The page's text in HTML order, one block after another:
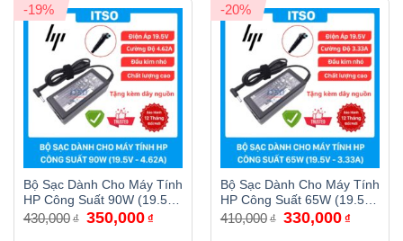
-19%
Bộ Sạc Dành Cho Máy Tính
HP Công Suất 90W (19.5V
– 4.62A)
430,000 ₫ Giá
gốc
350,000 ₫Giá
hiện
-20%
Bộ Sạc Dành Cho Máy Tính
HP Công Suất 65W (19.5V
– 3.33A)
410,000 ₫ Giá
gốc
330,000 ₫Giá
hiện